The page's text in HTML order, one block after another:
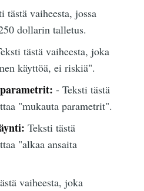
tästä vaiheesta, jossa
dollarin talletus.
tästä vaiheesta, joka
käyttöä, ei riskiä".
- Teksti tästä
"mukauta parametrit".
Teksti tästä
"alkaa ansaita
vaiheesta, joka